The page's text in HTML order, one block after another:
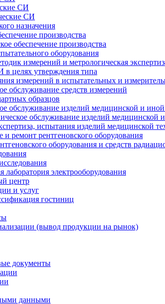
СИ
СИ
назначения
производства
обеспечение производства
оборудования
измерений и метрологическая
целях утверждения типа
измерений в испытательных и
обслуживание средств измерений
образцов
обслуживание изделий медицинской и
обслуживание изделий медицинской
испытания изделий медицинской
ремонт рентгеновского оборудования
оборудования и средств
лаборатория электрооборудования
центр
и услуг
гостиниц
(вывод продукции на рынок)
документы
данными